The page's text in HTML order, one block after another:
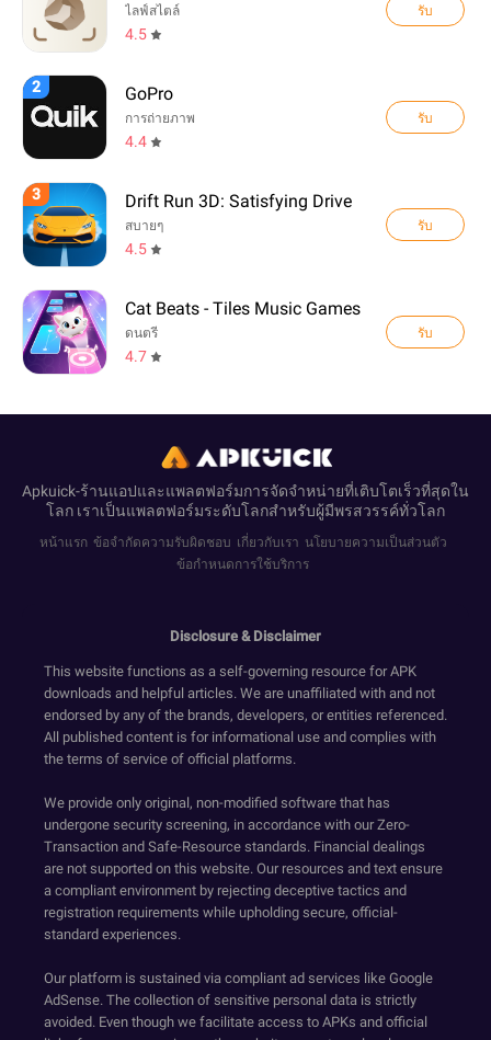
ไลฟ์สไตล์
4.5
รับ
2 GoPro
การถ่ายภาพ
4.4
รับ
3 Drift Run 3D: Satisfying Drive
สบายๆ
4.5
รับ
Cat Beats - Tiles Music Games
ดนตรี
4.7
รับ
Apkuick-ร้านแอปและแพลตฟอร์มการจัดจำหน่ายที่เติบโตเร็วที่สุดใน
โลก เราเป็นแพลตฟอร์มระดับโลกสำหรับผู้มีพรสวรรค์ทั่วโลก
หน้าแรก ข้อจำกัดความรับผิดชอบ เกี่ยวกับเรา นโยบายความเป็นส่วนตัว
ข้อกำหนดการใช้บริการ
Disclosure & Disclaimer
This website functions as a self-governing resource for APK
downloads and helpful articles. We are unaffiliated with and not
endorsed by any of the brands, developers, or entities referenced.
All published content is for informational use and complies with
the terms of service of official platforms.
We provide only original, non-modified software that has
undergone security screening, in accordance with our Zero-
Transaction and Safe-Resource standards. Financial dealings
are not supported on this website. Our resources and text ensure
a compliant environment by rejecting deceptive tactics and
registration requirements while upholding secure, official-
standard experiences.
Our platform is sustained via compliant ad services like Google
AdSense. The collection of sensitive personal data is strictly
avoided. Even though we facilitate access to APKs and official